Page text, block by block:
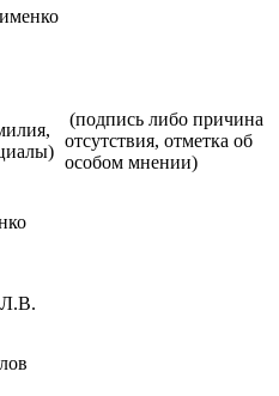
(подпись либо причина
отсутствия, отметка об
особом мнении)